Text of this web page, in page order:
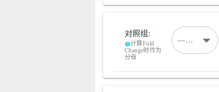
对照组:
help计算Fold
Change时作为
分母
————请先选择文件，提供有效的分组方案————